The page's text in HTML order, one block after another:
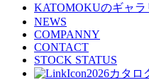
KATOMOKUのギャラ
NEWS
COMPANNY
CONTACT
STOCK STATUS
2026カタロ